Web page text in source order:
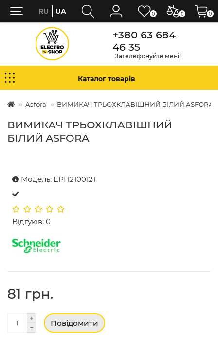
+380 63 684
46 35
Зателефонуйте мені!
Каталог товарів
Asfora ВИМИКАЧ ТРЬОХКЛАВІШНИЙ БІЛИЙ ASFORA
ВИМИКАЧ ТРЬОХКЛАВІШНИЙ
БІЛИЙ ASFORA
Модель: EPH2100121
Відгуків: 0
81 грн.
Повідомити
0 0
RU UA 0